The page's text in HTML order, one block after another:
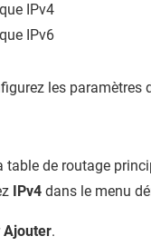
IPv4
IPv6
les paramètres
table de routage
IPv4 dans le menu
Ajouter.